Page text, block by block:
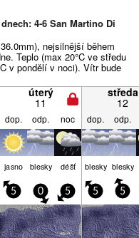
4-6 San Martino Di
nejsilnější během
Teplo (max 20°C ve středu
v pondělí v noci). Vítr bude
úterý
11
středa
12
dop. odp. noc dop. odp.
jasno blesky déšť blesky blesky
5 0 5 5 5